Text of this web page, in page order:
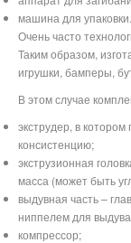
машина для упаковки.
Очень часто
Таким образом,
игрушки, бамперы,
В этом случае
экструдер, в
консистенцию;
экструзионная
масса (может быть
выдувная часть –
ниппелем для
компрессор;